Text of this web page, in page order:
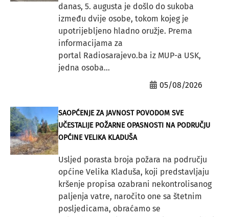
danas, 5. augusta je došlo do sukoba
između dvije osobe, tokom kojeg je
upotrijebljeno hladno oružje. Prema
informacijama za
portal Radiosarajevo.ba iz MUP-a USK,
jedna osoba...
05/08/2026
SAOPĆENJE ZA JAVNOST POVODOM SVE
UČESTALIJE POŽARNE OPASNOSTI NA PODRUČJU
OPĆINE VELIKA KLADUŠA
Usljed porasta broja požara na području
općine Velika Kladuša, koji predstavljaju
kršenje propisa ozabrani nekontrolisanog
paljenja vatre, naročito one sa štetnim
posljedicama, obraćamo se